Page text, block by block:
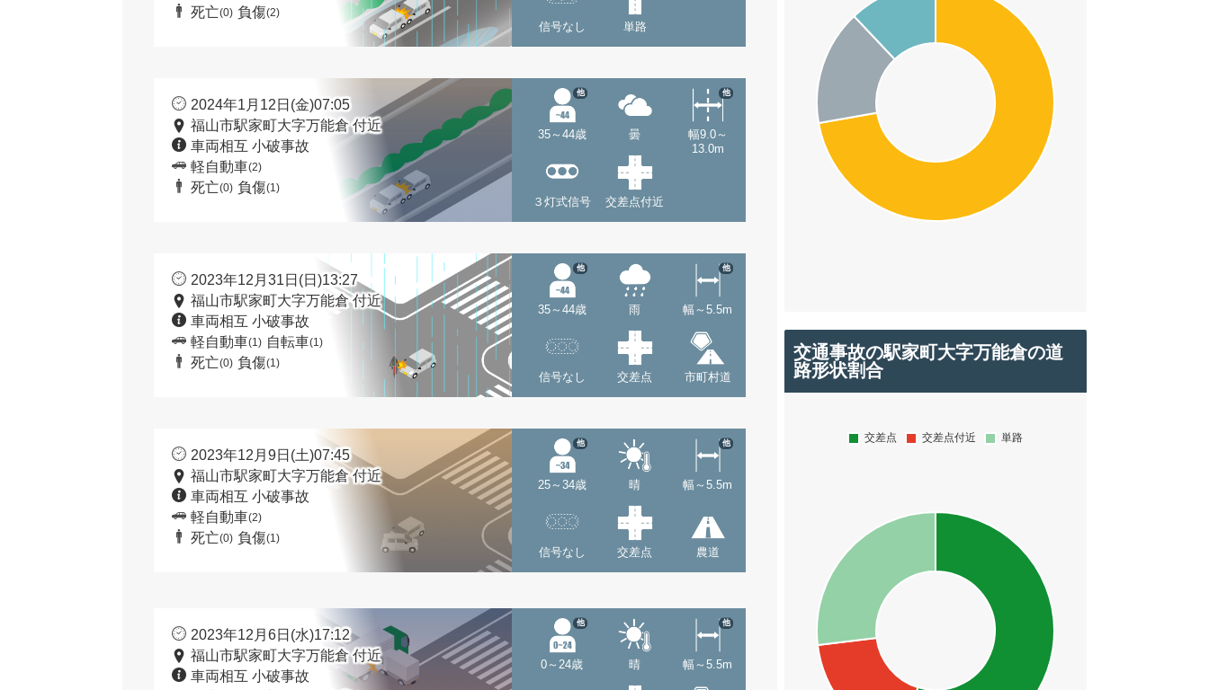
死亡(0) 負傷(2)
信号なし 単路
2024年1月12日(金)07:05
福山市駅家町大字万能倉 付近
車両相互 小破事故
軽自動車(2)
死亡(0) 負傷(1)
35～44歳
他
曇
幅9.0～
13.0m
他
３灯式信号 交差点付近
2023年12月31日(日)13:27
福山市駅家町大字万能倉 付近
車両相互 小破事故
軽自動車(1) 自転車(1)
死亡(0) 負傷(1)
35～44歳
他
雨 幅～5.5m
他
信号なし 交差点 市町村道
2023年12月9日(土)07:45
福山市駅家町大字万能倉 付近
車両相互 小破事故
軽自動車(2)
死亡(0) 負傷(1)
25～34歳
他
晴 幅～5.5m
他
信号なし 交差点 農道
2023年12月6日(水)17:12
福山市駅家町大字万能倉 付近
車両相互 小破事故
0～24歳
他
晴 幅～5.5m
他
交通事故の駅家町大字万能倉の道
路形状割合